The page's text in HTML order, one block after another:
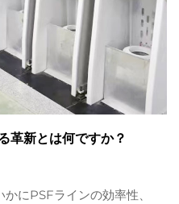
革新とは何ですか？
にPSFラインの効率性、